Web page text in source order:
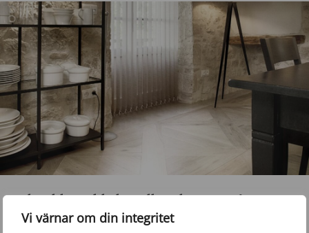
Vi värnar om din integritet
Skräddarsydda lamellgardiner – Från
rådgivning till professionell installation